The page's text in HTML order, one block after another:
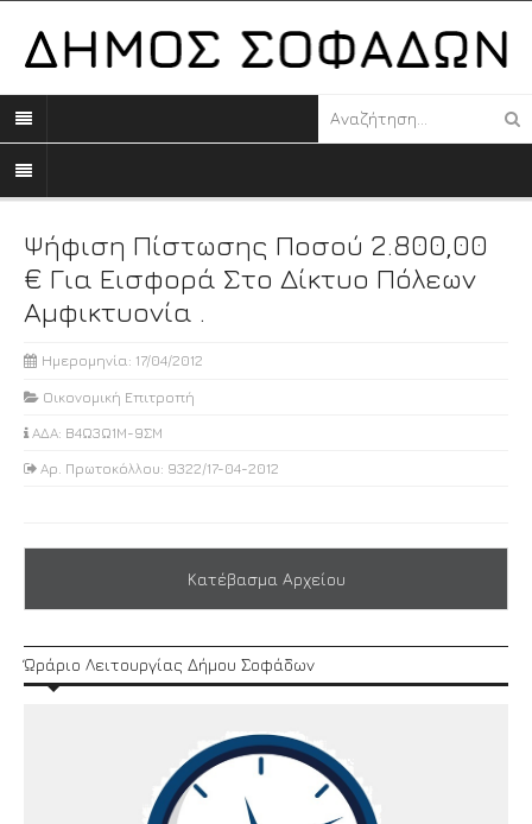
Ψήφιση Πίστωσης Ποσού 2.800,00
€ Για Εισφορά Στο Δίκτυο Πόλεων
Αμφικτυονία .
Ημερομηνία: 17/04/2012
Οικονομική Επιτροπή
ΑΔΑ: Β4Ω3Ω1Μ-9ΣΜ
Αρ. Πρωτοκόλλου: 9322/17-04-2012
Κατέβασμα Αρχείου
Ώράριο Λειτουργίας Δήμου Σοφάδων